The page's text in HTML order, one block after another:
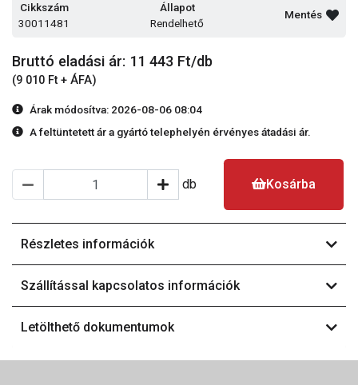
Cikkszám
30011481
Állapot
Rendelhető
Mentés
Bruttó eladási ár: 11 443 Ft/db
(9 010 Ft + ÁFA)
Árak módosítva: 2026-08-06 08:04
A feltüntetett ár a gyártó telephelyén érvényes átadási ár.
db Kosárba
Részletes információk
Szállítással kapcsolatos információk
Letölthető dokumentumok